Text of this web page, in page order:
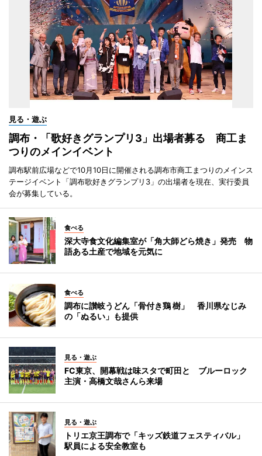
見る・遊ぶ
調布・「歌好きグランプリ3」出場者募る 商工ま
つりのメインイベント
調布駅前広場などで10月10日に開催される調布市商工まつりのメインス
テージイベント「調布歌好きグランプリ3」の出場者を現在、実行委員
会が募集している。
食べる
深大寺食文化編集室が「角大師どら焼き」発売 物
語ある土産で地域を元気に
食べる
調布に讃岐うどん「骨付き鶏 樹」 香川県なじみ
の「ぬるい」も提供
見る・遊ぶ
FC東京、開幕戦は味スタで町田と ブルーロック
主演・高橋文哉さんら来場
見る・遊ぶ
トリエ京王調布で「キッズ鉄道フェスティバル」
駅員による安全教室も